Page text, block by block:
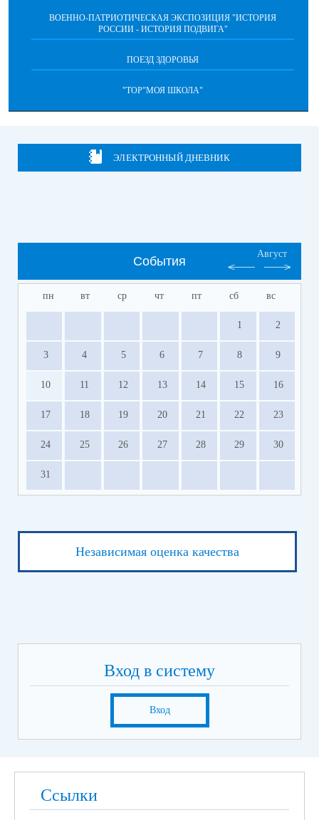
ВОЕННО-ПАТРИОТИЧЕСКАЯ ЭКСПОЗИЦИЯ "ИСТОРИЯ
РОССИИ - ИСТОРИЯ ПОДВИГА"
ПОЕЗД ЗДОРОВЬЯ
"ТОР"МОЯ ШКОЛА"
ЭЛЕКТРОННЫЙ ДНЕВНИК
События
Август
пн вт ср чт пт сб вс
1 2
3 4 5 6 7 8 9
10 11 12 13 14 15 16
17 18 19 20 21 22 23
24 25 26 27 28 29 30
31
Независимая оценка качества
Вход в систему
Вход
Ссылки